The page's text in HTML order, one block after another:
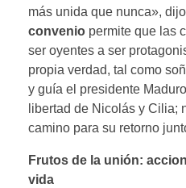
más unida que nunca»,
convenio permite que las
ser oyentes a ser
propia verdad, tal como
y guía el presidente
libertad de Nicolás y Cilia;
camino para su retorno
Frutos de la unión:
vida